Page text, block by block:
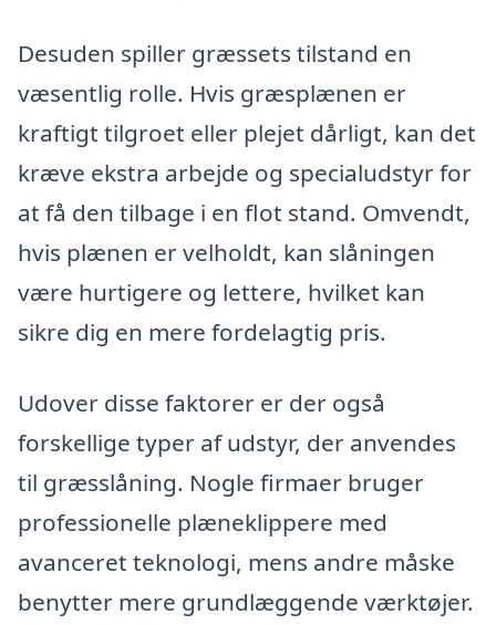
Desuden spiller græssets tilstand en
væsentlig rolle. Hvis græsplænen er
kraftigt tilgroet eller plejet dårligt, kan det
kræve ekstra arbejde og specialudstyr for
at få den tilbage i en flot stand. Omvendt,
hvis plænen er velholdt, kan slåningen
være hurtigere og lettere, hvilket kan
sikre dig en mere fordelagtig pris.
Udover disse faktorer er der også
forskellige typer af udstyr, der anvendes
til græsslåning. Nogle firmaer bruger
professionelle plæneklippere med
avanceret teknologi, mens andre måske
benytter mere grundlæggende værktøjer.